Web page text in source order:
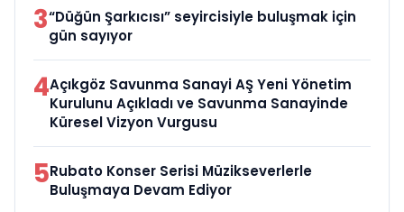
3“Düğün Şarkıcısı” seyircisiyle buluşmak için
gün sayıyor
4Açıkgöz Savunma Sanayi AŞ Yeni Yönetim
Kurulunu Açıkladı ve Savunma Sanayinde
Küresel Vizyon Vurgusu
5Rubato Konser Serisi Müzikseverlerle
Buluşmaya Devam Ediyor